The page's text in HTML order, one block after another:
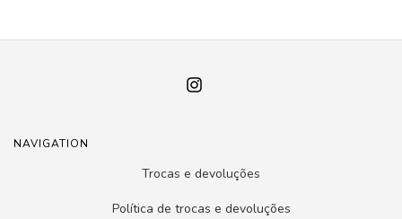
NAVIGATION
Trocas e devoluções
Política de trocas e devoluções